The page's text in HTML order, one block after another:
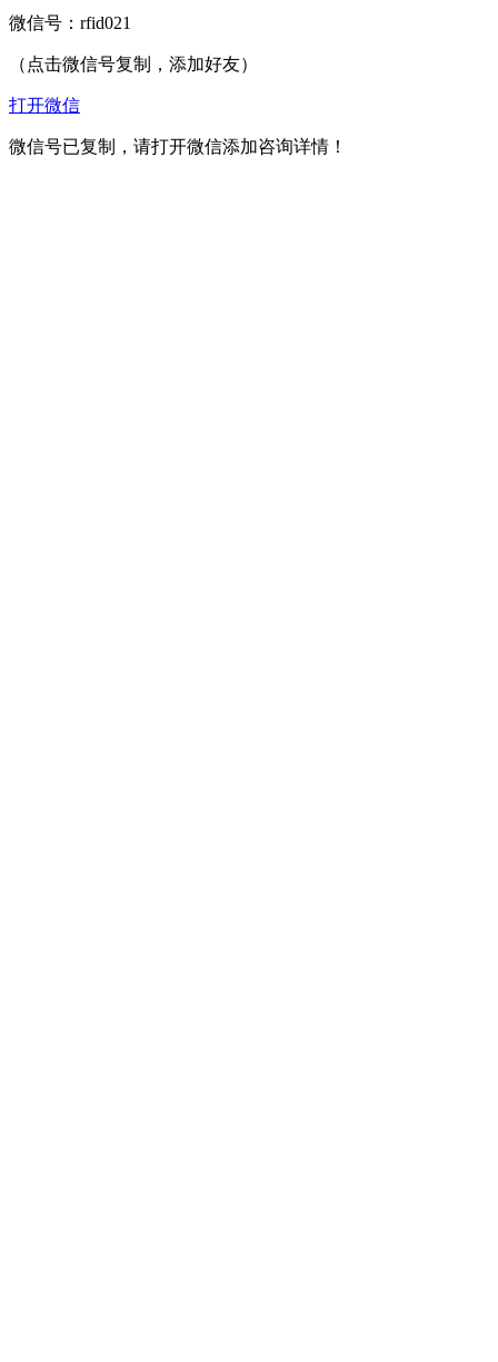
微信号： rfid021
（点击微信号复制，添加好友）
打开微信
微信号已复制，请打开微信添加咨询详情！